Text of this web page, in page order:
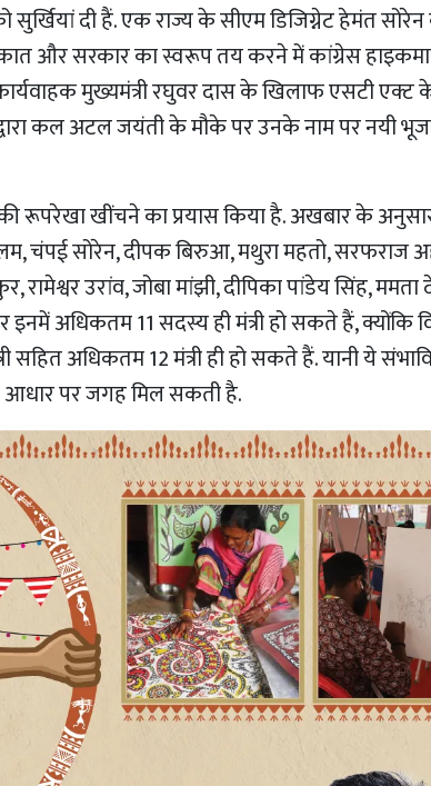
दी हैं. एक राज्य के सीएम डिजिग्नेट हेमंत सोरेन
और सरकार का स्वरूप तय करने में कांग्रेस
मुख्यमंत्री रघुवर दास के खिलाफ एसटी
द्वारा कल अटल जयंती के मौके पर उनके नाम पर नयी
रूपरेखा खींचने का प्रयास किया है. अखबार के
चंपई सोरेन, दीपक बिरुआ, मथुरा महतो, सरफराज
उरांव, जोबा मांझी, दीपिका पांडेय सिंह, ममता
अधिकतम 11 सदस्य ही मंत्री हो सकते हैं, क्योंकि
अधिकतम 12 मंत्री ही हो सकते हैं. यानी ये
आधार पर जगह मिल सकती है.